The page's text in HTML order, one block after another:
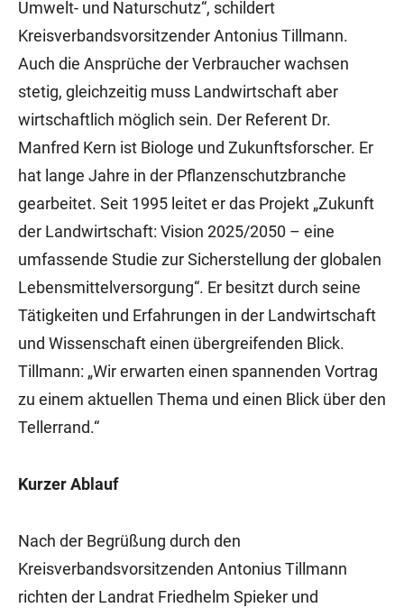
Umwelt- und Naturschutz“, schildert
Kreisverbandsvorsitzender Antonius Tillmann.
Auch die Ansprüche der Verbraucher wachsen
stetig, gleichzeitig muss Landwirtschaft aber
wirtschaftlich möglich sein. Der Referent Dr.
Manfred Kern ist Biologe und Zukunftsforscher. Er
hat lange Jahre in der Pflanzenschutzbranche
gearbeitet. Seit 1995 leitet er das Projekt „Zukunft
der Landwirtschaft: Vision 2025/2050 – eine
umfassende Studie zur Sicherstellung der globalen
Lebensmittelversorgung“. Er besitzt durch seine
Tätigkeiten und Erfahrungen in der Landwirtschaft
und Wissenschaft einen übergreifenden Blick.
Tillmann: „Wir erwarten einen spannenden Vortrag
zu einem aktuellen Thema und einen Blick über den
Tellerrand.“
Kurzer Ablauf
Nach der Begrüßung durch den
Kreisverbandsvorsitzenden Antonius Tillmann
richten der Landrat Friedhelm Spieker und